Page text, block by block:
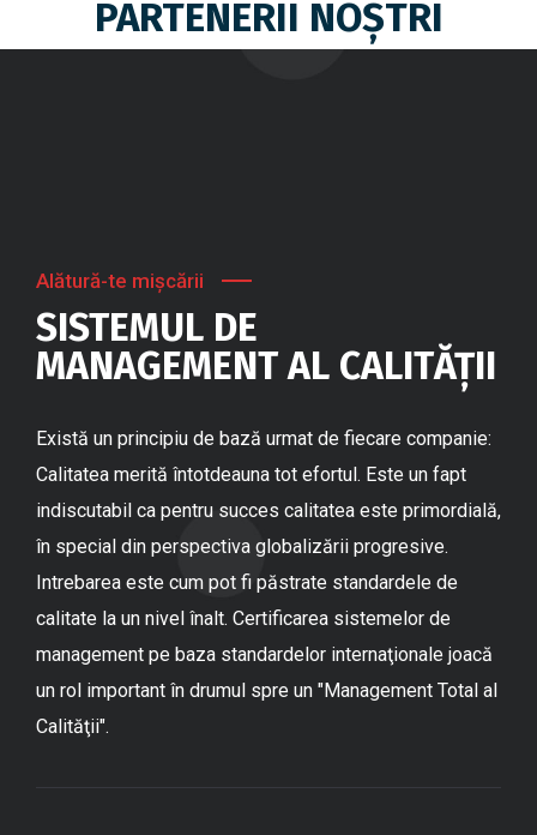
PARTENERII NOŞTRI
Alătură-te mişcării
SISTEMUL DE
MANAGEMENT AL CALITĂȚII
Există un principiu de bază urmat de fiecare companie:
Calitatea merită întotdeauna tot efortul. Este un fapt
indiscutabil ca pentru succes calitatea este primordială,
în special din perspectiva globalizării progresive.
Intrebarea este cum pot fi păstrate standardele de
calitate la un nivel înalt. Certificarea sistemelor de
management pe baza standardelor internaţionale joacă
un rol important în drumul spre un "Management Total al
Calităţii".